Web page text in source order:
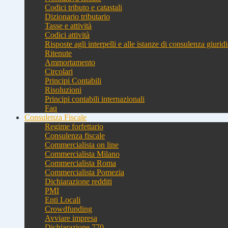
Codici tributo e catastali
Dizionario tributario
Tasse e attività
Codici attività
Risposte agli interpelli e alle istanze di consulenza
Ritenute
Ammortamento
Circolari
Principi Contabili
Risoluzioni
Principi contabili internazionali
Faq
Consulenza Fiscale
Regime forfettario
Consulenza fiscale
Commercialista on line
Commercialista Milano
Commercialista Roma
Commercialista Pomezia
Dichiarazione redditi
PMI
Enti Locali
Crowdfunding
Avviare impresa